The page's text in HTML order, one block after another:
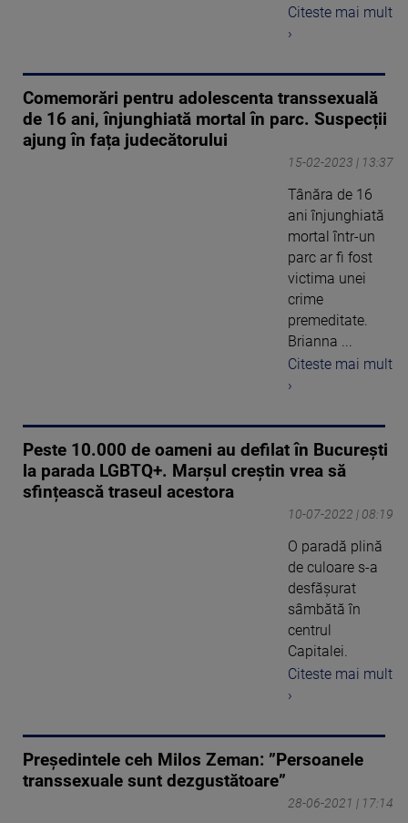
Citeste mai mult
›
Comemorări pentru adolescenta transsexuală
de 16 ani, înjunghiată mortal în parc. Suspecții
ajung în fața judecătorului
15-02-2023 | 13:37
Tânăra de 16
ani înjunghiată
mortal într-un
parc ar fi fost
victima unei
crime
premeditate.
Brianna ...
Citeste mai mult
›
Peste 10.000 de oameni au defilat în București
la parada LGBTQ+. Marșul creștin vrea să
sfințească traseul acestora
10-07-2022 | 08:19
O paradă plină
de culoare s-a
desfăşurat
sâmbătă în
centrul
Capitalei.
Citeste mai mult
›
Preşedintele ceh Milos Zeman: ”Persoanele
transsexuale sunt dezgustătoare”
28-06-2021 | 17:14